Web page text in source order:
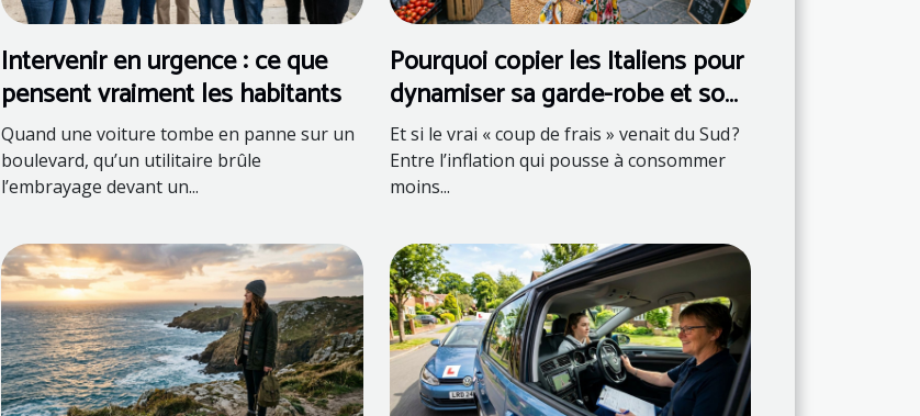
Intervenir en urgence : ce que
pensent vraiment les habitants
Quand une voiture tombe en panne sur un
boulevard, qu’un utilitaire brûle
l’embrayage devant un...
Pourquoi copier les Italiens pour
dynamiser sa garde-robe et son
assiette
Et si le vrai « coup de frais » venait du Sud ?
Entre l’inflation qui pousse à consommer
moins...